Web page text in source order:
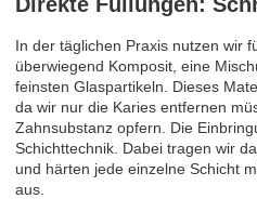
In der täglichen Praxis nutzen wir
überwiegend Komposit, eine
feinsten Glaspartikeln. Dieses
da wir nur die Karies entfernen
Zahnsubstanz opfern. Die
Schichttechnik. Dabei tragen wir
und härten jede einzelne Schicht
aus.